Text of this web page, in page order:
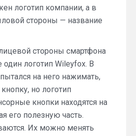
логотип компании, а в
стороны — название
стороны смартфона
логотип Wileyfox. В
на него нажимать,
но логотип
кнопки находятся на
его полезную часть.
Их можно менять